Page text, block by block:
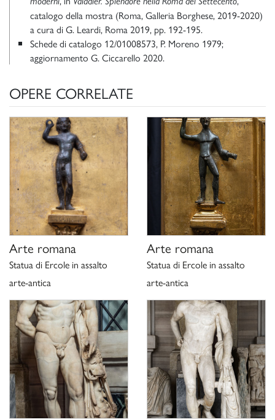
catalogo della mostra (Roma, Galleria Borghese, 2019-2020)
a cura di G. Leardi, Roma 2019, pp. 192-195.
Schede di catalogo 12/01008573, P. Moreno 1979;
aggiornamento G. Ciccarello 2020.
OPERE CORRELATE
Arte romana
Statua di Ercole in assalto
arte-antica
Arte romana
Statua di Ercole in assalto
arte-antica